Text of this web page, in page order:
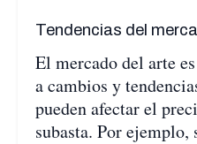
Tendencias del
El mercado del arte
a cambios y
pueden afectar el
subasta. Por ejemplo,